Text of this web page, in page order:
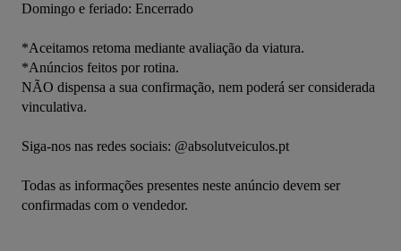
Domingo e feriado: Encerrado
*Aceitamos retoma mediante avaliação da viatura.
*Anúncios feitos por rotina.
NÃO dispensa a sua confirmação, nem poderá ser considerada
vinculativa.
Siga-nos nas redes sociais: @absolutveiculos.pt
Todas as informações presentes neste anúncio devem ser
confirmadas com o vendedor.